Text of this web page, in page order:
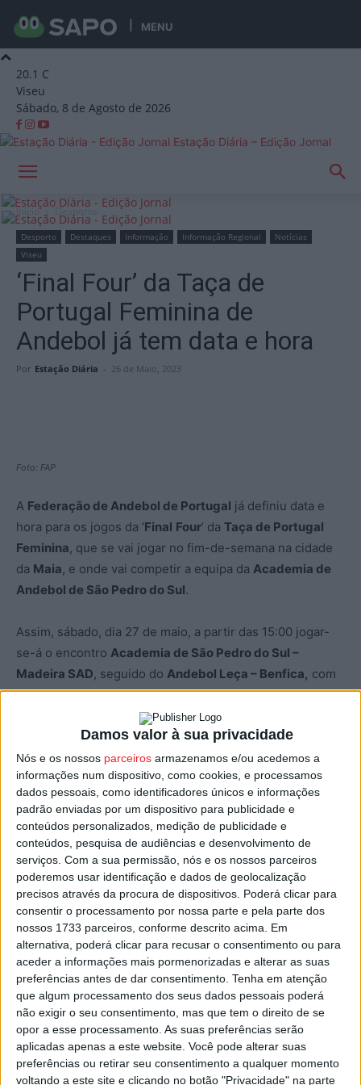
Damos valor à sua privacidade
Nós e os nossos parceiros armazenamos e/ou acedemos a
informações num dispositivo, como cookies, e processamos
dados pessoais, como identificadores únicos e informações
padrão enviadas por um dispositivo para publicidade e
conteúdos personalizados, medição de publicidade e
conteúdos, pesquisa de audiências e desenvolvimento de
serviços. Com a sua permissão, nós e os nossos parceiros
poderemos usar identificação e dados de geolocalização
precisos através da procura de dispositivos. Poderá clicar para
consentir o processamento por nossa parte e pela parte dos
nossos 1733 parceiros, conforme descrito acima. Em
alternativa, poderá clicar para recusar o consentimento ou para
aceder a informações mais pormenorizadas e alterar as suas
preferências antes de dar consentimento. Tenha em atenção
que algum processamento dos seus dados pessoais poderá
não exigir o seu consentimento, mas que tem o direito de se
opor a esse processamento. As suas preferências serão
aplicadas apenas a este website. Você pode alterar suas
preferências ou retirar seu consentimento a qualquer momento
voltando a este site e clicando no botão "Privacidade" na parte
MENU
20.1 C
Viseu
Sábado, 8 de Agosto de 2026
Estação Diária – Edição Jornal
Início Desporto
Desporto Destaques Informação Informação Regional
Notícias
Viseu
‘Final Four’ da Taça de
Portugal Feminina de
Andebol já tem data e hora
Por Estação Diária - 26 de Maio, 2023
Foto: FAP
A Federação de Andebol de Portugal já definiu data e
hora para os jogos da ‘Final Four’ da Taça de Portugal
Feminina, que se vai jogar no fim-de-semana na cidade
da Maia, e onde vai competir a equipa da Academia de
Andebol de São Pedro do Sul.
Assim, sábado, dia 27 de maio, a partir das 15:00 jogar-
se-á o encontro Academia de São Pedro do Sul –
Madeira SAD, seguido do Andebol Leça – Benfica, com
início pelas 17:30
A final disputar-se-á no dia seguinte, 28 de maio, entre
os vencedores dos jogos da véspera, com início pelas
17:00.
Todos os encontros desta Fina Four serão realizados no
Pavilhão Municipal da Maia.
Esta e outras notícias para ouvir na Estação Diária – 96.8
FM ou em
www.968.fm
Pub
TAGS
Academia de Andebol de São Pedro do Sul
Andebol Feminino
Taça de Portugal